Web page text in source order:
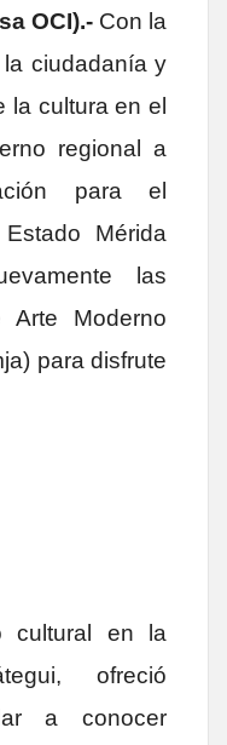
OCI).- Con la
ciudadanía y
la cultura en el
regional a
para el
Mérida
las
Moderno
para disfrute
cultural en la
ofreció
a conocer